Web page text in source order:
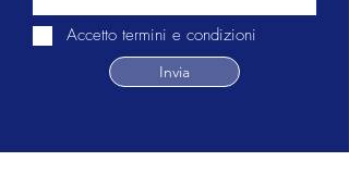
Accetto termini e condizioni
Invia